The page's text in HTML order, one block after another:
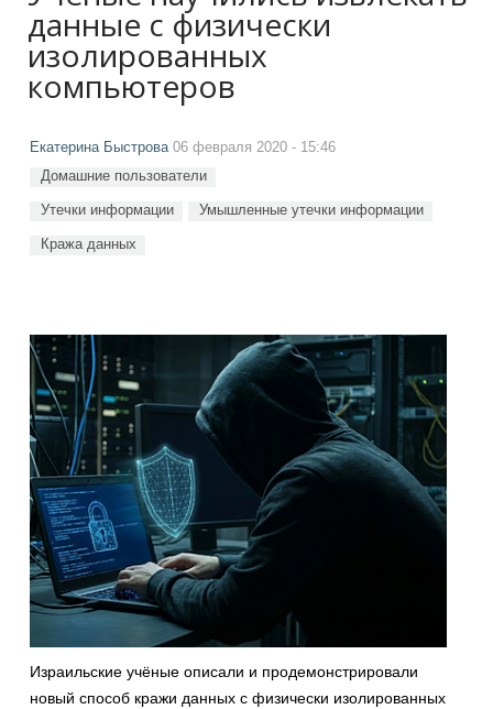
данные с физически
изолированных
компьютеров
Екатерина Быстрова06 февраля 2020 - 15:46
Домашние пользователи
Утечки информации Умышленные утечки информации
Кража данных
Израильские учёные описали и продемонстрировали
новый способ кражи данных с физически изолированных